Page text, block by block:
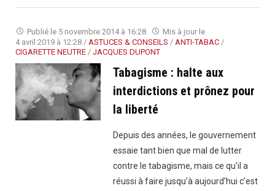
France
contre
de
cigarette
neutre"
Publié le 5 novembre 2014 à 16:28
Mis à jour le
4 avril 2019 à 12:28 / ASTUCES & CONSEILS / ANTI-TABAC /
CIGARETTE NEUTRE / JACQUES DUPONT
Tabagisme : halte aux
interdictions et prônez pour
la liberté
Depuis des années, le gouvernement
essaie tant bien que mal de lutter
contre le tabagisme, mais ce qu’il a
réussi à faire jusqu’à aujourd’hui c’est